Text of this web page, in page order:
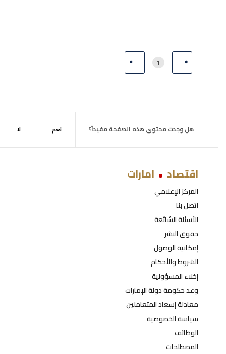
الصفحة1
هل وجدت محتوى هذه الصفحة مفيداً؟ نعم لا
اقتصاد امارات
المركز الإعلامي
اتصل بنا
الأسئلة الشائعة
حقوق النشر
إمكانية الوصول
الشروط والأحكام
إخلاء المسؤولية
وعد حكومة دولة الإمارات
معادلة إسعاد المتعاملين
سياسة الخصوصية
الوظائف
المصطلحات